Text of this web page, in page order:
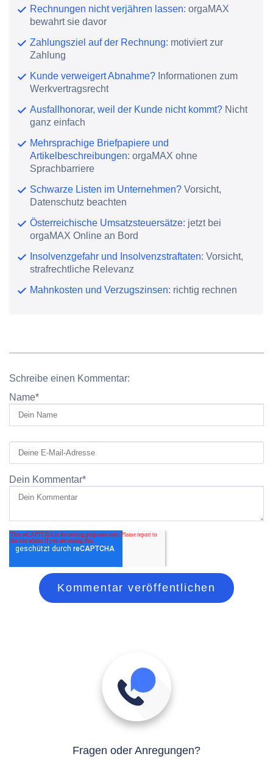
Rechnungen nicht verjähren lassen: orgaMAX
bewahrt sie davor
Zahlungsziel auf der Rechnung: motiviert zur
Zahlung
Kunde verweigert Abnahme? Informationen zum
Werkvertragsrecht
Ausfallhonorar, weil der Kunde nicht kommt? Nicht
ganz einfach
Mehrsprachige Briefpapiere und
Artikelbeschreibungen: orgaMAX ohne
Sprachbarriere
Schwarze Listen im Unternehmen? Vorsicht,
Datenschutz beachten
Österreichische Umsatzsteuersätze: jetzt bei
orgaMAX Online an Bord
Insolvenzgefahr und Insolvenzstraftaten: Vorsicht,
strafrechtliche Relevanz
Mahnkosten und Verzugszinsen: richtig rechnen
Schreibe einen Kommentar:
Name*
Dein Kommentar*
Fragen oder Anregungen?